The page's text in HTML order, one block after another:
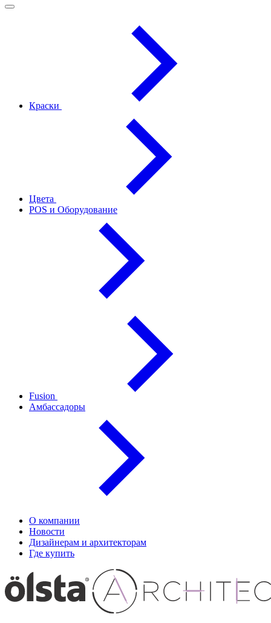
Краски
Цвета
POS и Оборудование
Fusion
Амбассадоры
О компании
Новости
Дизайнерам и архитекторам
Где купить